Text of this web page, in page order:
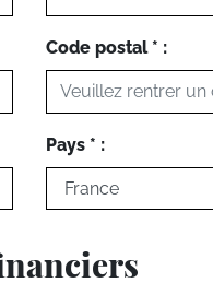
Code postal * :
Pays * :